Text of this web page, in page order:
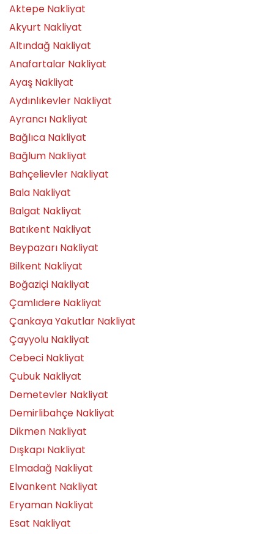
Aktepe Nakliyat
Akyurt Nakliyat
Altındağ Nakliyat
Anafartalar Nakliyat
Ayaş Nakliyat
Aydınlıkevler Nakliyat
Ayrancı Nakliyat
Bağlıca Nakliyat
Bağlum Nakliyat
Bahçelievler Nakliyat
Bala Nakliyat
Balgat Nakliyat
Batıkent Nakliyat
Beypazarı Nakliyat
Bilkent Nakliyat
Boğaziçi Nakliyat
Çamlıdere Nakliyat
Çankaya Yakutlar Nakliyat
Çayyolu Nakliyat
Cebeci Nakliyat
Çubuk Nakliyat
Demetevler Nakliyat
Demirlibahçe Nakliyat
Dikmen Nakliyat
Dışkapı Nakliyat
Elmadağ Nakliyat
Elvankent Nakliyat
Eryaman Nakliyat
Esat Nakliyat